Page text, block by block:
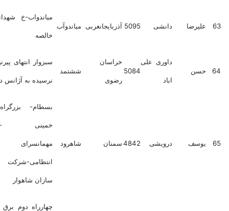
علیرضا دانشی 5095 آذربایجانغربی میاندوآب
میاندواب-خ شهداء نبش
حسن
داوری علی خراسان سبزوار انتهای پیرنیا غربی
نرسیده به آژانس دلیجان
یوسف درویشی 4842 سمنان
بسطام- بزرگراه امام
خمینی -روبروی
مهمانسرای نیروی
انتظامی-شرکت دشت
سازان شاهوار
چهارراه دوم برق خ منثم